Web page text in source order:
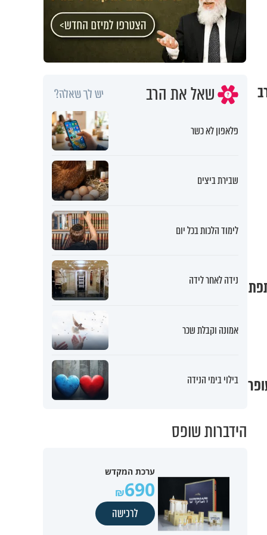
שאל את הרב יש לך שאלה?
פלאפון לא כשר
שבירת ביצים
לימוד הלכות בכל יום
נידה לאחר לידה
אמונה וקבלת שכר
בילוי בימי הנידה
הידברות שופס
ערכת המקדש
690
לרכישה